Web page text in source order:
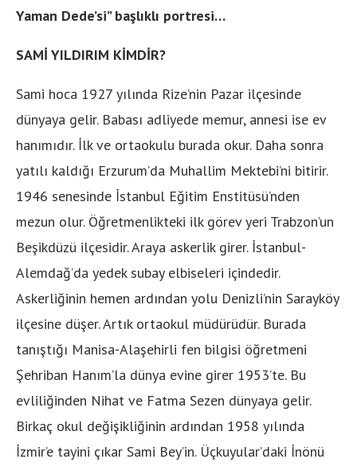
Yaman Dede’si” başlıklı portresi…
SAMİ YILDIRIM KİMDİR?
Sami hoca 1927 yılında Rize’nin Pazar ilçesinde
dünyaya gelir. Babası adliyede memur, annesi ise ev
hanımıdır. İlk ve ortaokulu burada okur. Daha sonra
yatılı kaldığı Erzurum’da Muhallim Mektebi’ni bitirir.
1946 senesinde İstanbul Eğitim Enstitüsü’nden
mezun olur. Öğretmenlikteki ilk görev yeri Trabzon’un
Beşikdüzü ilçesidir. Araya askerlik girer. İstanbul-
Alemdağ’da yedek subay elbiseleri içindedir.
Askerliğinin hemen ardından yolu Denizli’nin Sarayköy
ilçesine düşer. Artık ortaokul müdürüdür. Burada
tanıştığı Manisa-Alaşehirli fen bilgisi öğretmeni
Şehriban Hanım’la dünya evine girer 1953’te. Bu
evliliğinden Nihat ve Fatma Sezen dünyaya gelir.
Birkaç okul değişikliğinin ardından 1958 yılında
İzmir’e tayini çıkar Sami Bey’in. Üçkuyular’daki İnönü